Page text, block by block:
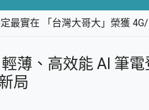
最實在 「台灣大哥大」榮獲
和掌機設計的 FireCuda X1070
裡，100%全無線設計
微星 Prestige 14 AI+
薄、高效能 AI 筆
局